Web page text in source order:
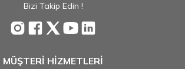
Bizi Takip Edin !
MÜŞTERİ HİZMETLERİ